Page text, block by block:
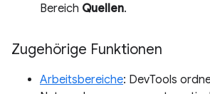
Bereich Quellen.
Zugehörige Funktionen
Arbeitsbereiche: DevTools